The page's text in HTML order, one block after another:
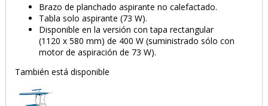
Brazo de planchado aspirante no calefactado.
Tabla solo aspirante (73 W).
Disponible en la versión con tapa rectangular
(1120 x 580 mm) de 400 W (suministrado sólo con
motor de aspiración de 73 W).
También está disponible